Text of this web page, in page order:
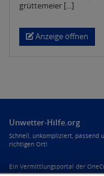
grüttemeier [...]
Anzeige öffnen
Unwetter-Hilfe.org
Schnell, unkompliziert, passend
richtigen Ort!
Ein Vermittlungsportal der